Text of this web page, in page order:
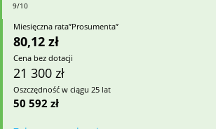
9/10
Miesięczna rata”Prosumenta”
80,12 zł
Cena bez dotacji
21 300 zł
Oszczędność w ciągu 25 lat
50 592 zł